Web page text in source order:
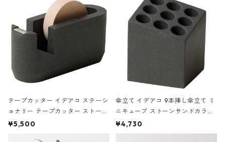
テープカッター イデアコ ステーシ
ョナリー テープカッター ストーン
サンドカラー 石調 ideaco Station
¥5,500
傘立て イデアコ 9本挿し傘立て ミ
ニキューブ ストーンサンドカラー
石調 ideaco Umbrella Stand CUB
E ストーンサンドブラック
¥4,730